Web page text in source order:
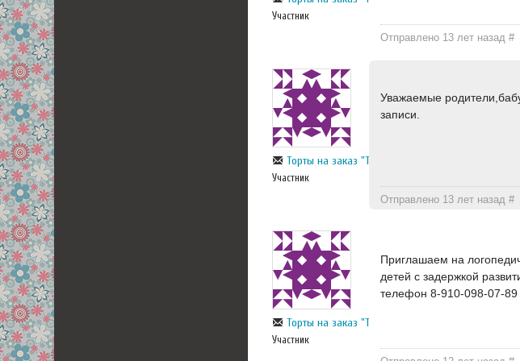
Участник
Отправлено 13 лет назад#
Торты на заказ "Тортбуфет"
Участник
Уважаемые
записи.
Отправлено 13 лет назад#
Торты на заказ "Тортбуфет"
Участник
Приглашаем на
детей с задержкой
телефон 8-910-098-07-89